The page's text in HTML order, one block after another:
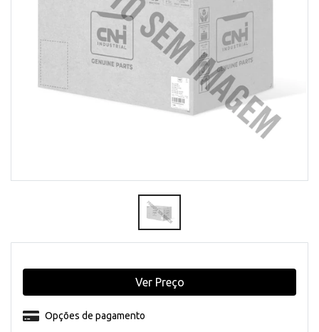
Opções de pagamento
Ver Preço